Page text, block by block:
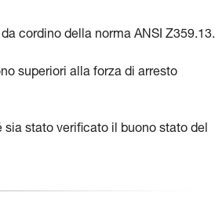
cordino della norma ANSI Z359.13.
superiori alla forza di arresto
stato verificato il buono stato del